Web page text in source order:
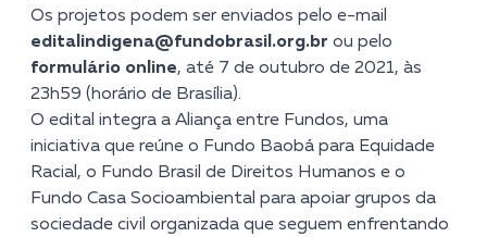
Os projetos podem ser enviados pelo e-mail
editalindigena@fundobrasil.org.br ou pelo
formulário online, até 7 de outubro de 2021, às
23h59 (horário de Brasília).
O edital integra a Aliança entre Fundos, uma
iniciativa que reúne o Fundo Baobá para Equidade
Racial, o Fundo Brasil de Direitos Humanos e o
Fundo Casa Socioambiental para apoiar grupos da
sociedade civil organizada que seguem enfrentando